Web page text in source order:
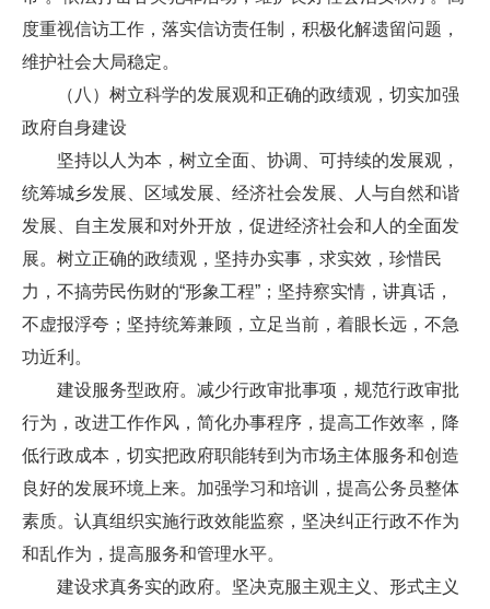
度重视信访工作，落实信访责任制，积极化解遗留问题，
维护社会大局稳定。
（八）树立科学的发展观和正确的政绩观，切实加强
政府自身建设
坚持以人为本，树立全面、协调、可持续的发展观，
统筹城乡发展、区域发展、经济社会发展、人与自然和谐
发展、自主发展和对外开放，促进经济社会和人的全面发
展。树立正确的政绩观，坚持办实事，求实效，珍惜民
力，不搞劳民伤财的“形象工程”；坚持察实情，讲真话，
不虚报浮夸；坚持统筹兼顾，立足当前，着眼长远，不急
功近利。
建设服务型政府。减少行政审批事项，规范行政审批
行为，改进工作作风，简化办事程序，提高工作效率，降
低行政成本，切实把政府职能转到为市场主体服务和创造
良好的发展环境上来。加强学习和培训，提高公务员整体
素质。认真组织实施行政效能监察，坚决纠正行政不作为
和乱作为，提高服务和管理水平。
建设求真务实的政府。坚决克服主观主义、形式主义